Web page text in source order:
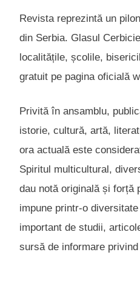
Revista reprezintă un
din Serbia. Glasul
localitățile, școlile,
gratuit pe pagina oficială
Privită în ansamblu,
istorie, cultură, artă,
ora actuală este
Spiritul multicultural,
dau notă originală și forță
impune printr-o
important de studii,
sursă de informare